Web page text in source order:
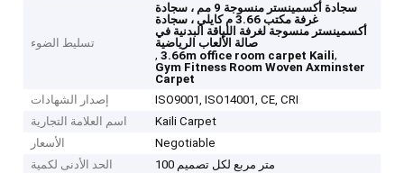
تسليط الضوء
سجادة أكسمينستر منسوجة 9 مم ، سجادة
غرفة مكتب 3.66 م كايلي ، سجادة
أكسمينستر منسوجة لغرفة اللياقة البدنية في
صالة الألعاب الرياضية
,3.66m office room carpet Kaili,
Gym Fitness Room Woven Axminster
Carpet
إصدار الشهادات
ISO9001, ISO14001, CE, CRI
اسم العلامة التجارية
Kaili Carpet
الأسعار
Negotiable
الحد الأدنى لكمية
100 متر مربع لكل تصميم